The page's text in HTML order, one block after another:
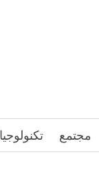
مجتمع تكنولوجيا